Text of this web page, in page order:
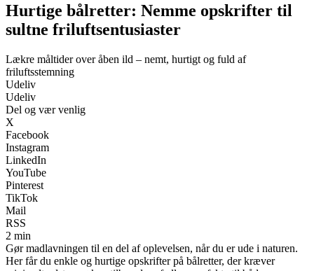
Hurtige bålretter: Nemme opskrifter til
sultne friluftsentusiaster
Lækre måltider over åben ild – nemt, hurtigt og fuld af
friluftsstemning
Udeliv
Udeliv
Del og vær venlig
X
Facebook
Instagram
LinkedIn
YouTube
Pinterest
TikTok
Mail
RSS
2 min
Gør madlavningen til en del af oplevelsen, når du er ude i naturen.
Her får du enkle og hurtige opskrifter på bålretter, der kræver